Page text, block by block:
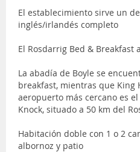
El establecimiento sirve un
inglés/irlandés completo
El Rosdarrig Bed & Breakfast
La abadía de Boyle se
breakfast, mientras que King
aeropuerto más cercano es
Knock, situado a 50 km del
Habitación doble con 1 o 2
albornoz y patio